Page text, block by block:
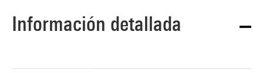
Información detallada